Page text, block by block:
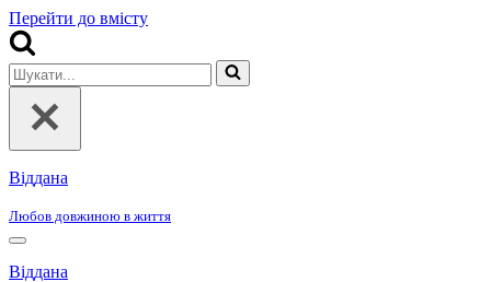
Перейти до вмісту
Шукати...
Віддана
Любов довжиною в життя
Меню
навігації
Віддана